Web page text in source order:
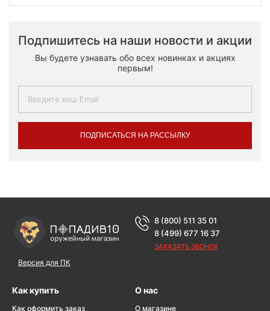
Подпишитесь на наши новости и акции
Вы будете узнавать обо всех новинках и акциях
первым!
ПОДПИСАТЬСЯ НА РАССЫЛКУ
Версия для ПК
8 (800) 511 35 01
8 (499) 677 16 37
ЗАКАЗАТЬ ЗВОНОК
Как купить
Как оформить заказ
О нас
О магазине